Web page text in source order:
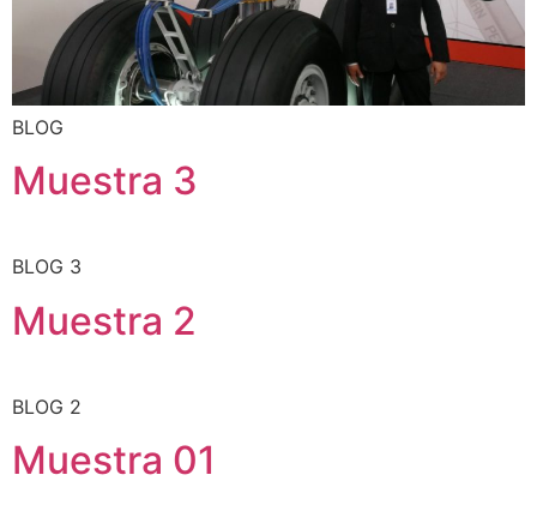
BLOG
Muestra 3
BLOG 3
Muestra 2
BLOG 2
Muestra 01